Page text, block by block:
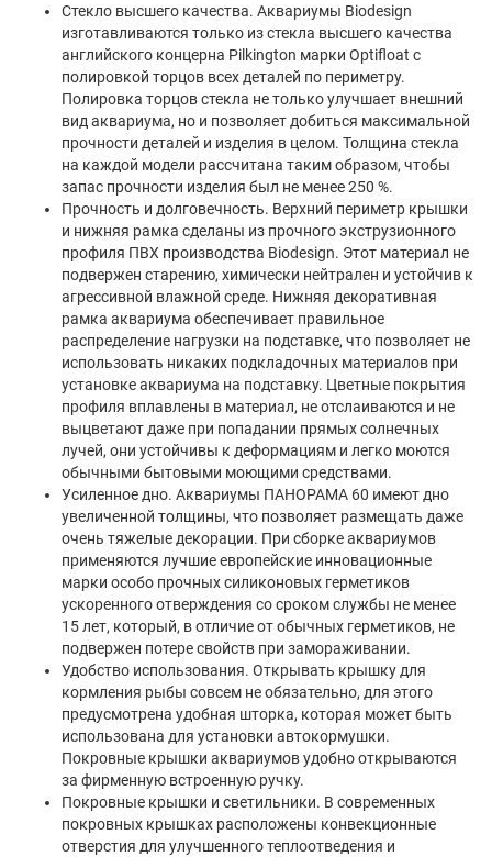
Стекло высшего качества. Аквариумы Biodesign
изготавливаются только из стекла высшего качества
английского концерна Pilkington марки Optifloat с
полировкой торцов всех деталей по периметру.
Полировка торцов стекла не только улучшает внешний
вид аквариума, но и позволяет добиться максимальной
прочности деталей и изделия в целом. Толщина стекла
на каждой модели рассчитана таким образом, чтобы
запас прочности изделия был не менее 250 %.
Прочность и долговечность. Верхний периметр крышки
и нижняя рамка сделаны из прочного экструзионного
профиля ПВХ производства Biodesign. Этот материал не
подвержен старению, химически нейтрален и устойчив к
агрессивной влажной среде. Нижняя декоративная
рамка аквариума обеспечивает правильное
распределение нагрузки на подставке, что позволяет не
использовать никаких подкладочных материалов при
установке аквариума на подставку. Цветные покрытия
профиля вплавлены в материал, не отслаиваются и не
выцветают даже при попадании прямых солнечных
лучей, они устойчивы к деформациям и легко моются
обычными бытовыми моющими средствами.
Усиленное дно. Аквариумы ПАНОРАМА 60 имеют дно
увеличенной толщины, что позволяет размещать даже
очень тяжелые декорации. При сборке аквариумов
применяются лучшие европейские инновационные
марки особо прочных силиконовых герметиков
ускоренного отверждения со сроком службы не менее
15 лет, который, в отличие от обычных герметиков, не
подвержен потере свойств при замораживании.
Удобство использования. Открывать крышку для
кормления рыбы совсем не обязательно, для этого
предусмотрена удобная шторка, которая может быть
использована для установки автокормушки.
Покровные крышки аквариумов удобно открываются
за фирменную встроенную ручку.
Покровные крышки и светильники. В современных
покровных крышках расположены конвекционные
отверстия для улучшенного теплоотведения и